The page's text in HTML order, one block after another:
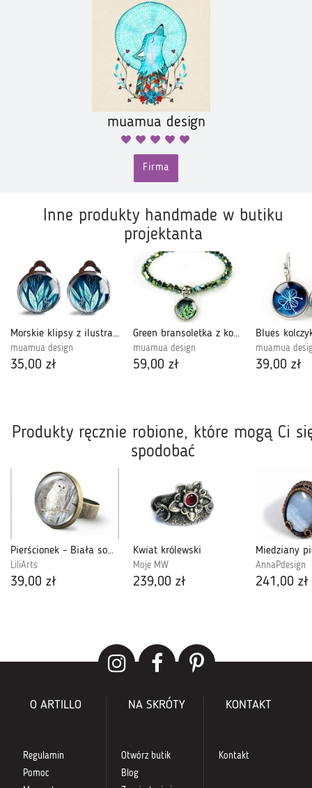
muamua design
Firma
Inne produkty handmade w butiku
projektanta
Morskie klipsy z ilustracją
muamua design
35,00 zł
Green bransoletka z koralików
muamua design
59,00 zł
muamua
39,00 zł
Produkty ręcznie robione, które mogą Ci
spodobać
Pierścionek - Biała sowa - antyczny brąz
LiliArts
39,00 zł
Kwiat królewski
Moje MW
239,00 zł
AnnaPdesign
241,00 zł
O ARTILLO
Regulamin
Pomoc
NA SKRÓTY
Otwórz butik
Blog
KONTAKT
Kontakt